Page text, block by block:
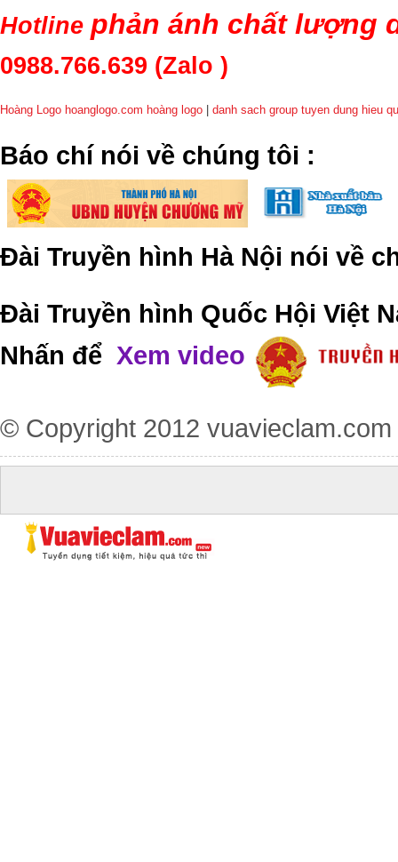
Hotline phản ánh chất lượng
0988.766.639 (Zalo )
Hoàng Logo hoanglogo.com hoàng logo danh sach group tuyen dung hieu
​Báo chí nói về chúng tôi :
Đài Truyền hình Hà Nội nói về
Đài Truyền hình Quốc Hội Việt
Nhấn để Xem video
© Copyright 2012 vuavieclam.com